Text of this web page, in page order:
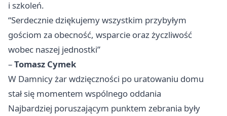
i szkoleń.
“Serdecznie dziękujemy wszystkim przybyłym
gościom za obecność, wsparcie oraz życzliwość
wobec naszej jednostki”
–Tomasz Cymek
W Damnicy żar wdzięczności po uratowaniu domu
stał się momentem wspólnego oddania
Najbardziej poruszającym punktem zebrania były